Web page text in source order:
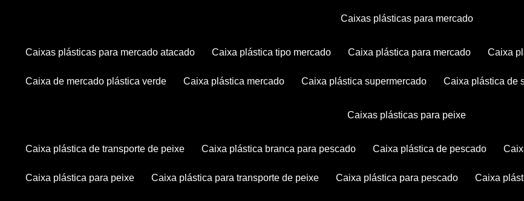
caixas plásticas para mercado
caixas plásticas para mercado atacado caixa plástica tipo mercado caixa plástica para mercado caixa
caixa de mercado plástica verde caixa plástica mercado caixa plástica supermercado caixa plástica de
caixas plásticas para peixe
caixa plástica de transporte de peixe caixa plástica branca para pescado caixa plástica de pescado
caixa plástica para peixe caixa plástica para transporte de peixe caixa plástica para pescado caixa